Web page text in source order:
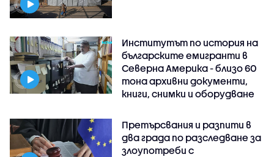
Институтът по история на
българските емигранти в
Северна Америка - близо 60
тона архивни документи,
книги, снимки и оборудване
Претърсвания и разпити в
два града по разследване за
злоупотреби с